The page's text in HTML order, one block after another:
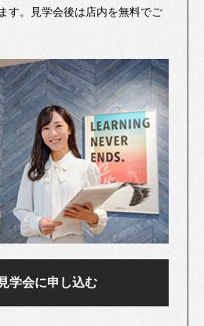
す。見学会後は店内を無料でご
学会に申し込む